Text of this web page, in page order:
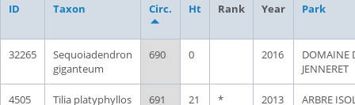
ID Taxon Circ. Ht Rank Year Park
32265
Sequoiadendron
giganteum
690 0 2016
DOMAINE
JENNERET
4505 Tilia platyphyllos 691 21 * 2013
ARBRE